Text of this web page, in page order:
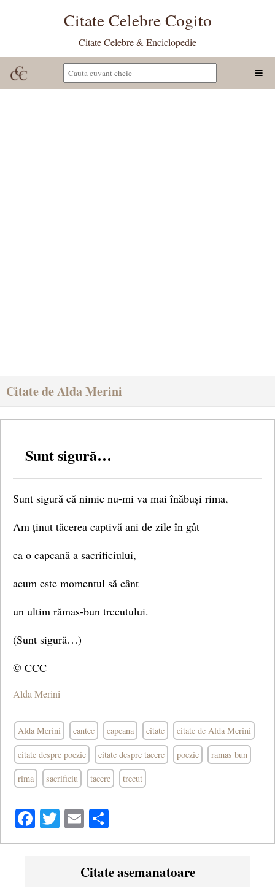
Citate Celebre Cogito
Citate Celebre & Enciclopedie
Citate de Alda Merini
Sunt sigură…
Sunt sigură că nimic nu-mi va mai înăbuși rima,
Am ținut tăcerea captivă ani de zile în gât
ca o capcană a sacrificiului,
acum este momentul să cânt
un ultim rămas-bun trecutului.
(Sunt sigură…)
© CCC
Alda Merini
Alda Merini cantec capcana citate citate de Alda Merini
citate despre poezie citate despre tacere poezie ramas bun
rima sacrificiu tacere trecut
Facebook
Twitter
Email
Citate asemanatoare